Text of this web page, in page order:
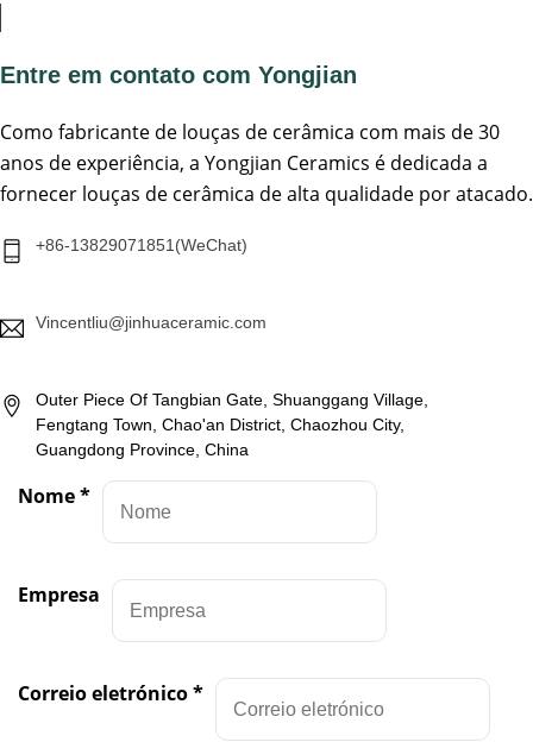
Entre em contato com Yongjian
Como fabricante de louças de cerâmica com mais de 30
anos de experiência, a Yongjian Ceramics é dedicada a
fornecer louças de cerâmica de alta qualidade por atacado.
+86-13829071851(WeChat)
Vincentliu@jinhuaceramic.com
Outer Piece Of Tangbian Gate, Shuanggang Village,
Fengtang Town, Chao'an District, Chaozhou City,
Guangdong Province, China
Nome*
Empresa
Correio eletrónico*